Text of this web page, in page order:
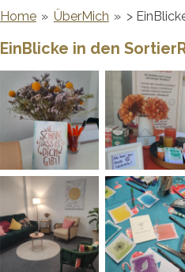
Home » ÜberMich » >
EinBlicke in den